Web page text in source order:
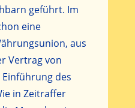
geführt. Im
eine
aus
Vertrag von
des
in Zeitraffer